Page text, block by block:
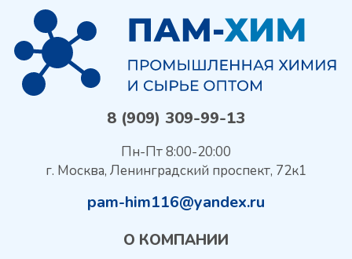
8 (909) 309-99-13
Пн-Пт 8:00-20:00
г. Москва, Ленинградский проспект, 72к1
pam-him116@yandex.ru
О КОМПАНИИ